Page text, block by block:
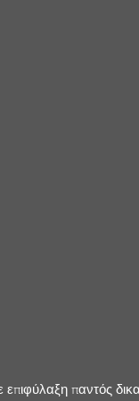
παντός